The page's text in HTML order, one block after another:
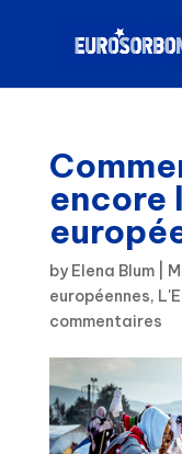
encore
by Elena Blum|
européennes,
commentaires